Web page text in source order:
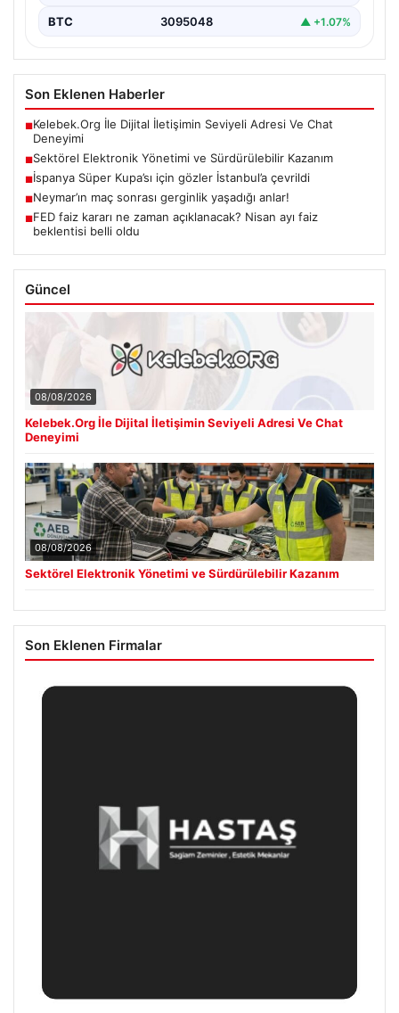
BTC 3095048 ▲ +1.07%
Son Eklenen Haberler
■Kelebek.Org İle Dijital İletişimin Seviyeli Adresi Ve Chat
Deneyimi
■Sektörel Elektronik Yönetimi ve Sürdürülebilir Kazanım
■İspanya Süper Kupa’sı için gözler İstanbul’a çevrildi
■Neymar’ın maç sonrası gerginlik yaşadığı anlar!
■FED faiz kararı ne zaman açıklanacak? Nisan ayı faiz
beklentisi belli oldu
Güncel
08/08/2026
Kelebek.Org İle Dijital İletişimin Seviyeli Adresi Ve Chat
Deneyimi
08/08/2026
Sektörel Elektronik Yönetimi ve Sürdürülebilir Kazanım
Son Eklenen Firmalar